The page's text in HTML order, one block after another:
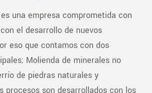
es una empresa comprometida con
el desarrollo de nuevos
eso que contamos con dos
Molienda de minerales no
de piedras naturales y
procesos son desarrollados con los